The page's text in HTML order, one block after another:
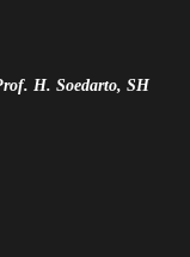
H. Soedarto, SH